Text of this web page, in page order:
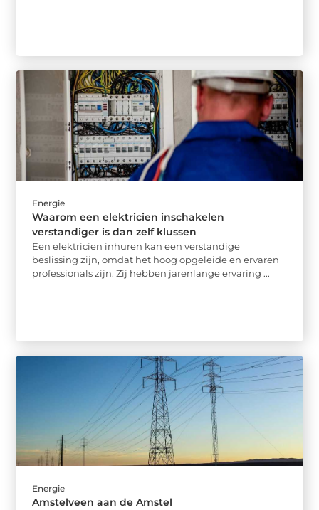
Energie
Waarom een elektricien inschakelen
verstandiger is dan zelf klussen
Een elektricien inhuren kan een verstandige
beslissing zijn, omdat het hoog opgeleide en ervaren
professionals zijn. Zij hebben jarenlange ervaring ...
Energie
Amstelveen aan de Amstel